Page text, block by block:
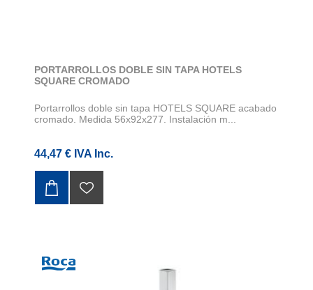
PORTARROLLOS DOBLE SIN TAPA HOTELS
SQUARE CROMADO
Portarrollos doble sin tapa HOTELS SQUARE acabado
cromado. Medida 56x92x277. Instalación m...
44,47 € IVA Inc.